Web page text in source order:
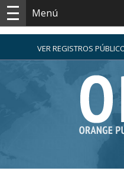
Menú
VER REGISTROS